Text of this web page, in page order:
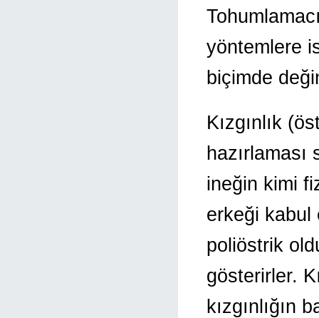
yöntemlere
biçimde
Kızgınlık
hazırlaması
ineğin kimi
erkeği kabul
poliöstrik
gösterirler.
kızgınlığın